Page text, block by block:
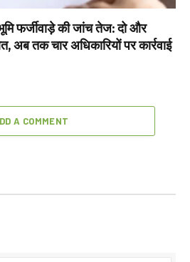
फर्जीवाड़े की जांच तेज: दो और
अब तक चार अधिकारियों पर कार्रवाई
A COMMENT